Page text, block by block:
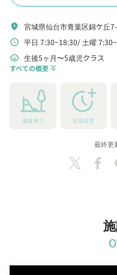
location_on 宮城県仙台市青葉区錦ケ丘
schedule 平日 7:30~18:30 土曜
child_care 生後5ヶ月〜5歳児クラス
すべての概要 keyboard_double_arrow_down
園庭あり 延長保育
最終更